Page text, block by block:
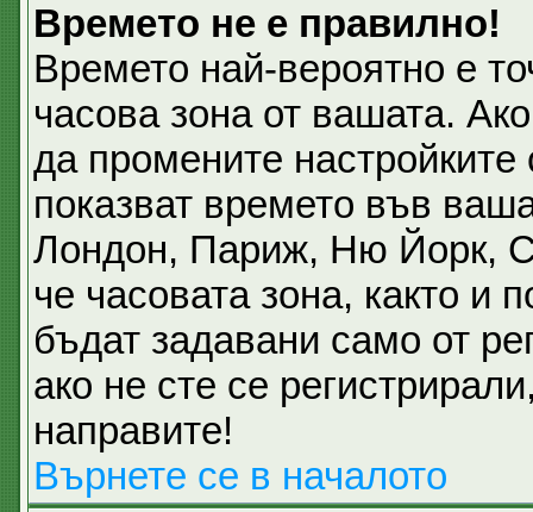
Времето не е правилно!
Времето най-вероятно е
часова зона от вашата.
да промените
показват времето във
Лондон, Париж, Ню Йорк,
че часовата зона, както и
бъдат задавани само от
ако не сте се
направите!
Върнете се в началото